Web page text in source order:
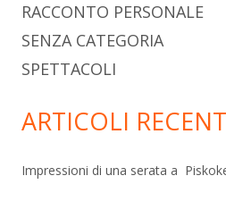
RACCONTO PERSONALE
SENZA CATEGORIA
SPETTACOLI
ARTICOLI
Impressioni di una serata a